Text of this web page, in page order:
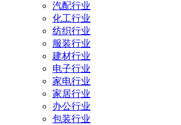
汽配行业
化工行业
纺织行业
服装行业
建材行业
电子行业
家电行业
家居行业
办公行业
包装行业